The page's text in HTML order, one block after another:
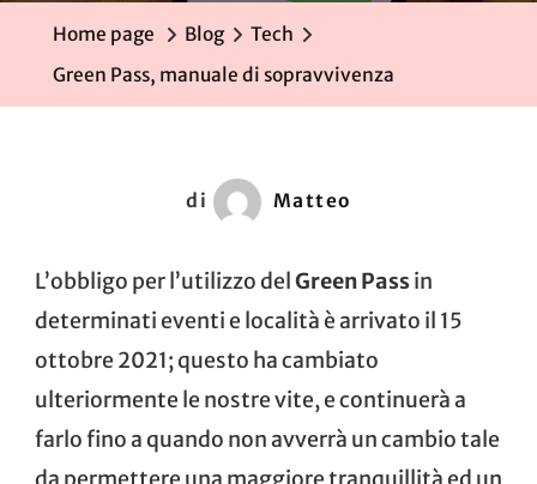
Home page Blog
Tech
Green Pass, manuale di sopravvivenza
di Matteo
L’obbligo per l’utilizzo del Green Passin
determinati eventi e località è arrivato il 15
ottobre 2021; questo ha cambiato
ulteriormente le nostre vite, e continuerà a
farlo fino a quando non avverrà un cambio tale